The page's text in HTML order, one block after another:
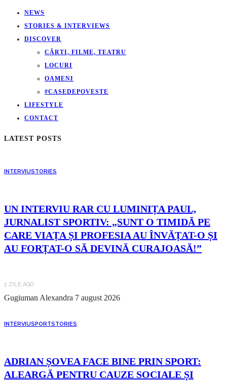
NEWS
STORIES & INTERVIEWS
DISCOVER
CĂRTI, FILME, TEATRU
LOCURI
OAMENI
#CASEDEPOVESTE
LIFESTYLE
CONTACT
LATEST POSTS
INTERVIUSTORIES
UN INTERVIU RAR CU LUMINIȚA PAUL,
JURNALIST SPORTIV: „SUNT O TIMIDĂ PE
CARE VIAȚA ȘI PROFESIA AU ÎNVĂȚAT-O ȘI
AU FORȚAT-O SĂ DEVINĂ CURAJOASĂ!”
2 ZILE AGO
Gugiuman Alexandra 7 august 2026
INTERVIUSPORTSTORIES
ADRIAN ȘOVEA FACE BINE PRIN SPORT:
ALEARGĂ PENTRU CAUZE SOCIALE ȘI